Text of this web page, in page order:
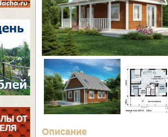
ОТ
Описание